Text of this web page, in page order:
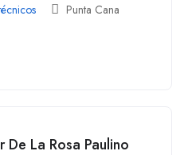
Punta Cana
De La Rosa Paulino